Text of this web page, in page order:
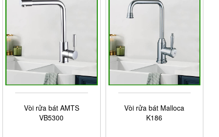
Vòi rửa bát AMTS
VB5300
Vòi rửa bát Malloca
K186